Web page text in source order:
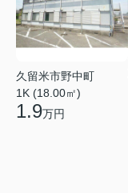
久留米市野中町
1K (18.00㎡)
1.9万円